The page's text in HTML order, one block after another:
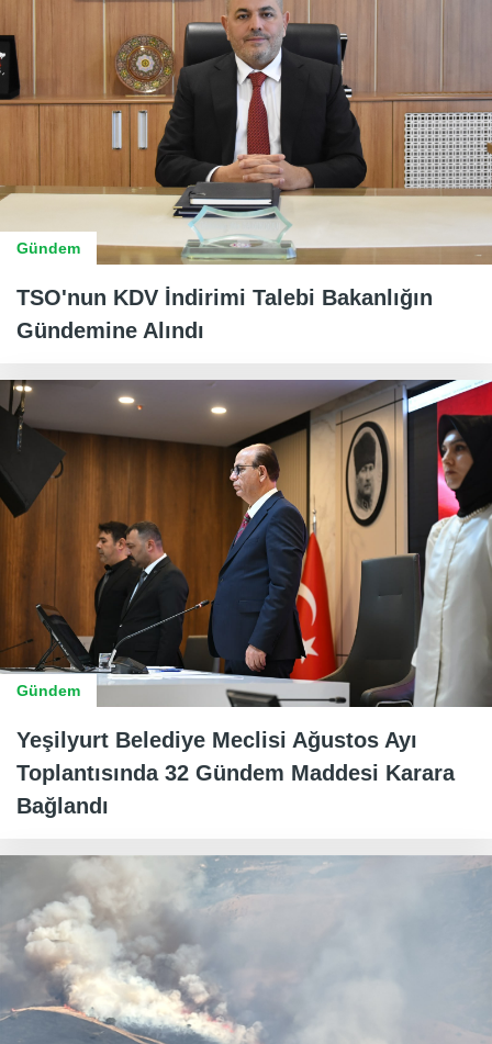
Gündem
TSO'nun KDV İndirimi Talebi Bakanlığın
Gündemine Alındı
Gündem
Yeşilyurt Belediye Meclisi Ağustos Ayı
Toplantısında 32 Gündem Maddesi Karara
Bağlandı